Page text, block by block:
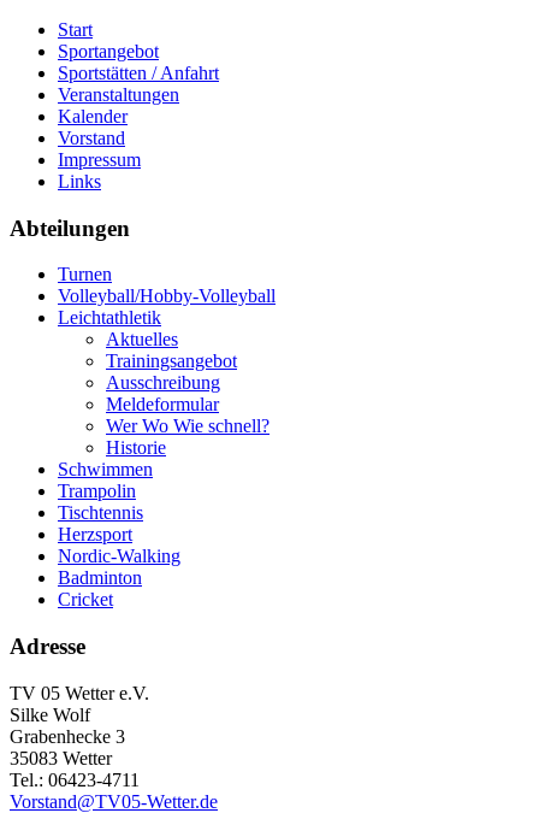
Start
Sportangebot
Sportstätten / Anfahrt
Veranstaltungen
Kalender
Vorstand
Impressum
Links
Abteilungen
Turnen
Volleyball/Hobby-Volleyball
Leichtathletik
Aktuelles
Trainingsangebot
Ausschreibung
Meldeformular
Wer Wo Wie schnell?
Historie
Schwimmen
Trampolin
Tischtennis
Herzsport
Nordic-Walking
Badminton
Cricket
Adresse
TV 05 Wetter e.V.
Silke Wolf
Grabenhecke 3
35083 Wetter
Tel.: 06423-4711
Vorstand@TV05-Wetter.de